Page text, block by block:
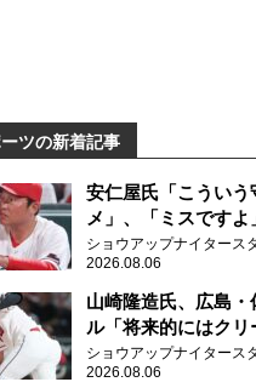
ツの新着記事
安仁屋氏「こういう
メ」、「ミスです
の守備に苦言
ショウアップナイタース
2026.08.06
山崎隆造氏、広島
ル「将来的にはクリ
任せられるくらいま
て」
ショウアップナイタース
2026.08.06